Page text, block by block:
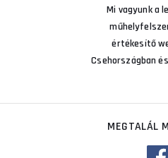
Mi vagyunk a
értékesítő
Csehországban
MEGTALÁL